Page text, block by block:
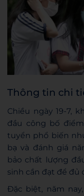
Thông tin chi
Chiều ngày 19-7,
đầu công bố
tuyển phổ biến
bạ và đánh giá
bảo chất lượng
sinh cần đạt để đủ
Đặc biệt, năm